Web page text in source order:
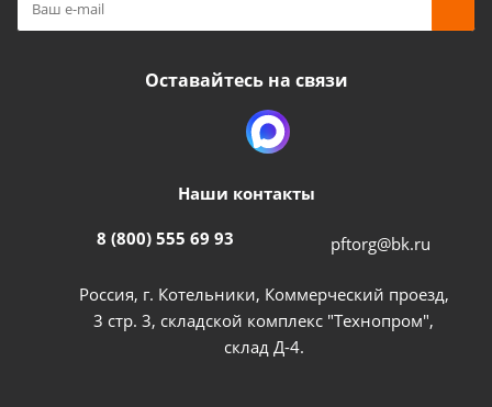
Оставайтесь на связи
Наши контакты
8 (800) 555 69 93 pftorg@bk.ru
Россия, г. Котельники, Коммерческий проезд,
3 стр. 3, складской комплекс "Технопром",
склад Д-4.